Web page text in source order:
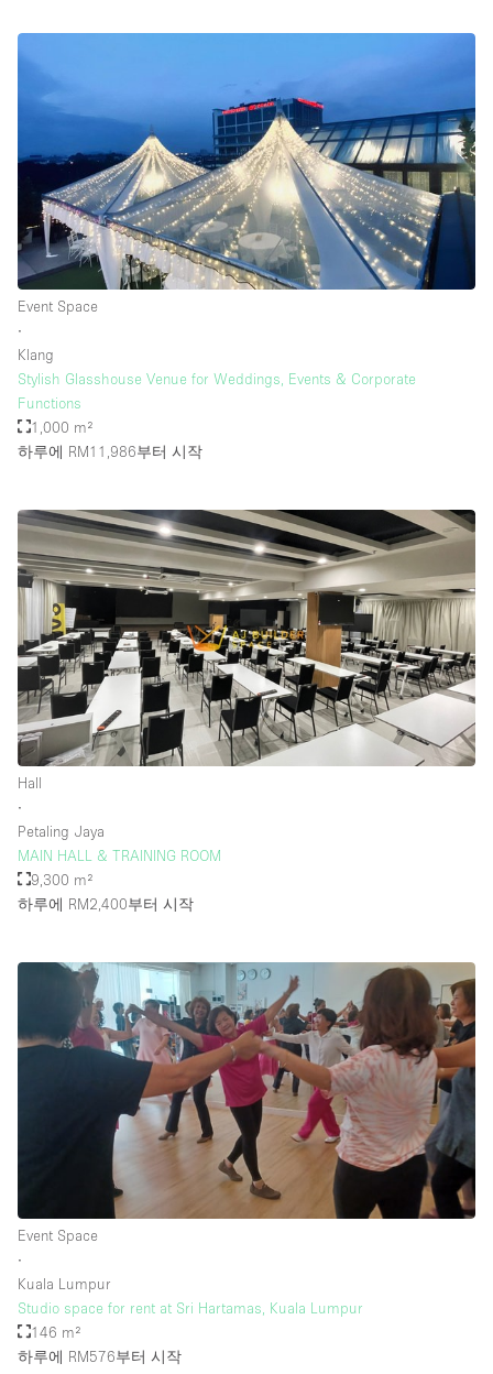
기타
Event Space
∙
Klang
Stylish Glasshouse Venue for Weddings, Events & Corporate
Functions
1,000 m²
하루에 RM11,986부터 시작
Hall
∙
Petaling Jaya
MAIN HALL & TRAINING ROOM
9,300 m²
하루에 RM2,400부터 시작
Event Space
∙
Kuala Lumpur
Studio space for rent at Sri Hartamas, Kuala Lumpur
146 m²
하루에 RM576부터 시작